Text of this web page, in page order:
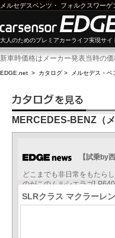
メルセデスベンツ ・ フォルクスワーゲ
大人のためのプレミアカーライフ実現サ
新車時価格はメーカー発表当時の
EDGE.net > カタログ > メルセデス・ベ
MERCEDES-BENZ（
【試乗by
どこまでも非日常をもたら
のがこのムルシエラゴ
SLRクラス マクラーレ